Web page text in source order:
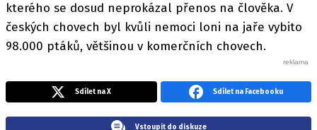
kterého se dosud neprokázal přenos na člověka. V
českých chovech byl kvůli nemoci loni na jaře vybito
98.000 ptáků, většinou v komerčních chovech.
Sdílet na X Sdílet na Facebooku
Vstoupit do diskuze